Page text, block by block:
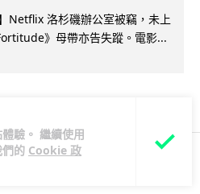
驗。 繼續使用
的 Cookie 政
Netflix 洛杉磯辦公室被竊，未上
》母帶亦告失蹤。電影...